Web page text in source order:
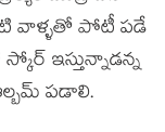
వాళ్ళతో పోటీ పడే
ఇస్తున్నాడన్న
పడాలి.